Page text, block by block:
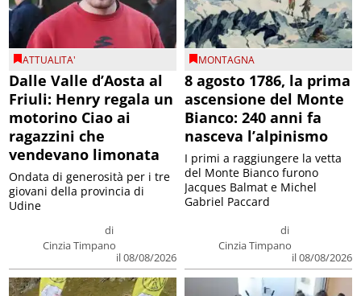
ATTUALITA'
Dalle Valle d’Aosta al
Friuli: Henry regala un
motorino Ciao ai
ragazzini che
vendevano limonata
di
Cinzia Timpano
il 08/08/2026
Ondata di generosità per i tre
giovani della provincia di
Udine
MONTAGNA
8 agosto 1786, la prima
ascensione del Monte
Bianco: 240 anni fa
nasceva l’alpinismo
di
Cinzia Timpano
il 08/08/2026
I primi a raggiungere la vetta
del Monte Bianco furono
Jacques Balmat e Michel
Gabriel Paccard